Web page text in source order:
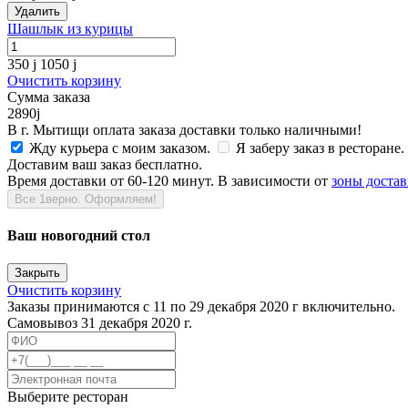
Удалить
Шашлык из курицы
350 j 1050 j
Очистить корзину
Сумма заказа
2890j
В г. Мытищи оплата заказа доставки только наличными!
Жду курьера с моим заказом.
Я заберу заказ в ресторане.
Доставим ваш заказ бесплатно.
Время доставки от 60-120 минут. В зависимости от зоны
Все 1верно. Оформляем!
Ваш новогодний стол
Закрыть
Очистить корзину
Заказы принимаются с 11 по 29 декабря 2020 г включительно.
Самовывоз 31 декабря 2020 г.
Выберите ресторан